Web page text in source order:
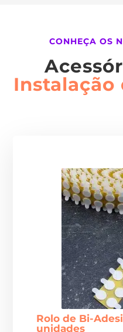
CONHEÇA OS
Instalação
Rolo de Bi-
unidades